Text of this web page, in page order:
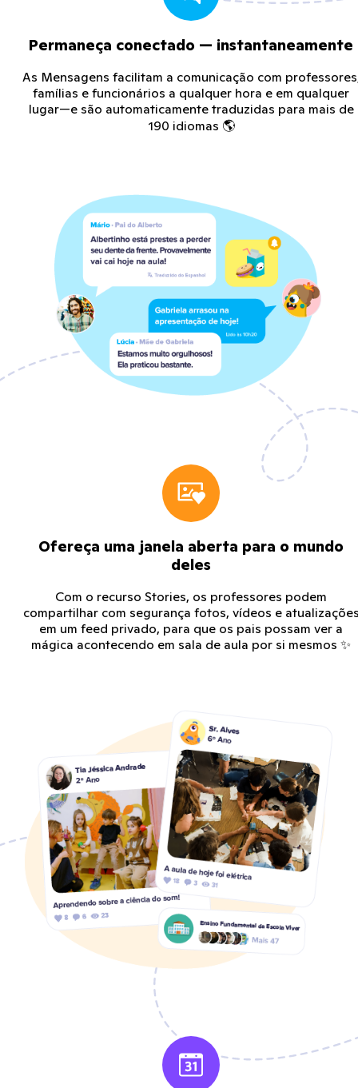
Permaneça conectado — instantaneamente
As Mensagens facilitam a comunicação com
famílias e funcionários a qualquer hora e em qualquer
lugar—e são automaticamente traduzidas para mais de
190 idiomas 🌎
Ofereça uma janela aberta para o mundo
deles
Com o recurso Stories, os professores podem
compartilhar com segurança fotos, vídeos e
em um feed privado, para que os pais possam ver a
mágica acontecendo em sala de aula por si mesmos ✨